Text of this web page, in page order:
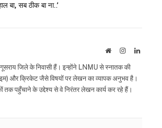
बा, सब ठीक बा ना..’
WebsiteInstagramLinkedIn
जिले के निवासी हैं। इन्होंने LNMU से स्नातक की
और क्रिकेट जैसे विषयों पर लेखन का व्यापक अनुभव है।
पहुँचाने के उद्देश्य से वे निरंतर लेखन कार्य कर रहे हैं।